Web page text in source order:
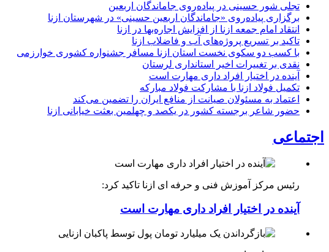
تجلی شور حسینی در پیاده‌روی جاماندگان اربعین
برگزاری پیاده‌روی «جاماندگان اربعین حسینی» در شهرستان ازنا
انتقاد امام جمعه ازنا از افزایش اجاره‌بها در ازنا
تاکید بر تسریع پروژه‌های آب و فاضلاب ازنا
با کسب دو سکوی نخست استان ازنا مسافر جشنواره کشوری خوارزمی
نقدی بر تغییرات اخیر استانداری لرستان
آینده در اختیار افراد داری مهارت است
تکمیل فولاد ازنا با مشارکت فولاد مبارکه
اعتماد به مسئولان صیانت از منافع ایران را تضمین می‌کند
حضور شاعر برجسته کشور در یکصد و چهلمین بعثت خیابانی ازنا
اجتماعی
رئیس مرکز آموزش فنی و حرفه ای ازنا تاکید کرد:
آینده در اختیار افراد داری مهارت است